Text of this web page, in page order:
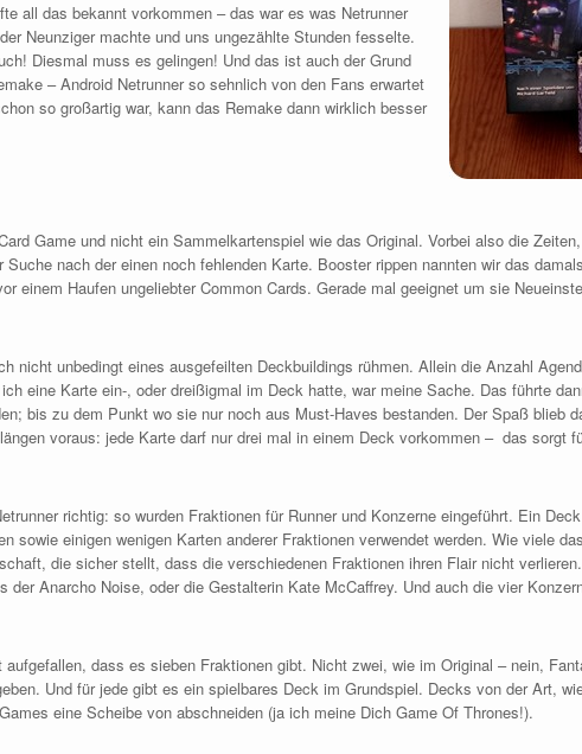
all das bekannt vorkommen – das war es was Netrunner
Neunziger machte und uns ungezählte Stunden fesselte.
Diesmal muss es gelingen! Und das ist auch der Grund
– Android Netrunner so sehnlich von den Fans erwartet
so großartig war, kann das Remake dann wirklich besser
Game und nicht ein Sammelkartenspiel wie das Original. Vorbei also die
nach der einen noch fehlenden Karte. Booster rippen nannten wir das
einem Haufen ungeliebter Common Cards. Gerade mal geeignet um sie
nicht unbedingt eines ausgefeilten Deckbuildings rühmen. Allein die Anzahl
eine Karte ein-, oder dreißigmal im Deck hatte, war meine Sache. Das führte
bis zu dem Punkt wo sie nur noch aus Must-Haves bestanden. Der Spaß blieb
voraus: jede Karte darf nur drei mal in einem Deck vorkommen – das sorgt
richtig: so wurden Fraktionen für Runner und Konzerne eingeführt. Ein
sowie einigen wenigen Karten anderer Fraktionen verwendet werden. Wie viele
die sicher stellt, dass die verschiedenen Fraktionen ihren Flair nicht
der Anarcho Noise, oder die Gestalterin Kate McCaffrey. Und auch die vier
dass es sieben Fraktionen gibt. Nicht zwei, wie im Original – nein,
Und für jede gibt es ein spielbares Deck im Grundspiel. Decks von der Art,
eine Scheibe von abschneiden (ja ich meine Dich Game Of Thrones!).